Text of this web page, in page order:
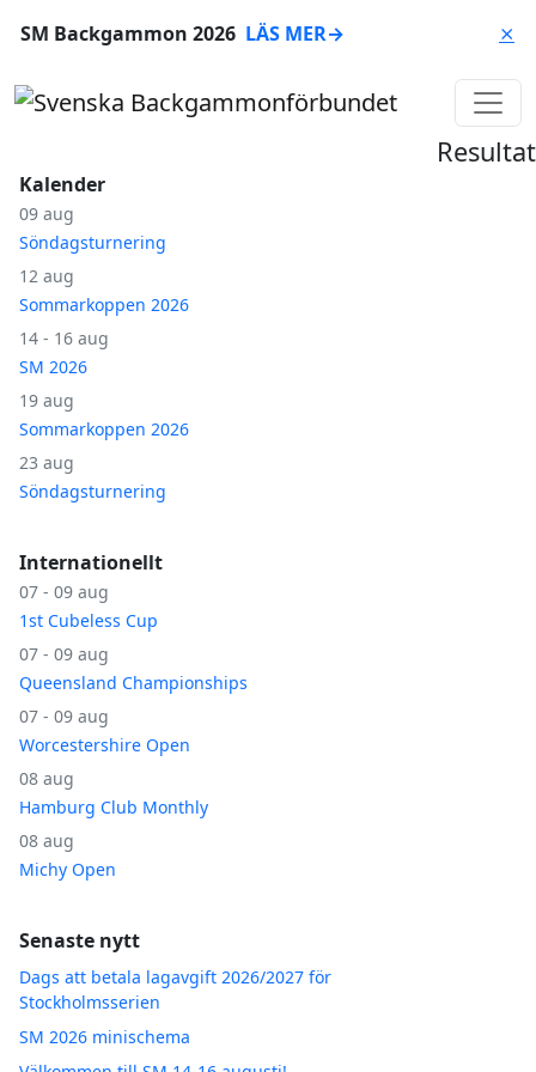
SM Backgammon 2026 LÄS MER→ ⨯
Kalender
09 aug
Söndagsturnering
12 aug
Sommarkoppen 2026
14 - 16 aug
SM 2026
19 aug
Sommarkoppen 2026
23 aug
Söndagsturnering
Internationellt
07 - 09 aug
1st Cubeless Cup
07 - 09 aug
Queensland Championships
07 - 09 aug
Worcestershire Open
08 aug
Hamburg Club Monthly
08 aug
Michy Open
Senaste nytt
Dags att betala lagavgift 2026/2027 för
Stockholmsserien
SM 2026 minischema
Resultat